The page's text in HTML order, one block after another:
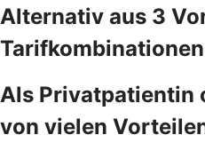
Alternativ aus 3
Als Privatpatientin
von vielen